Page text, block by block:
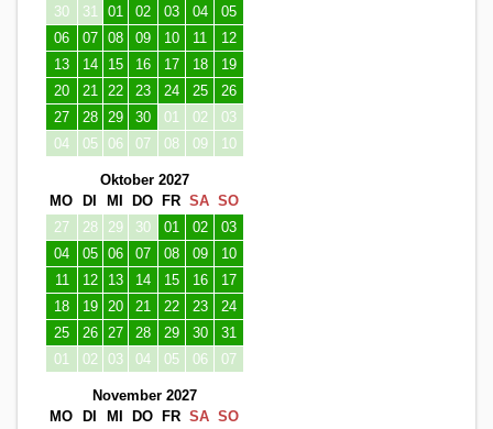
30
31 01 02 03 04
05
06
07 08 09 10 11
12
13
14 15 16 17 18
19
20
21 22 23 24 25
26
27
28 29 30 01 02
03
04
05 06 07 08 09 10
Oktober 2027
MO
DI MI DO FR SA SO
27
28 29 30 01 02
03
04
05 06 07 08 09
10
11
12 13 14 15 16
17
18
19 20 21 22 23
24
25
26 27 28 29 30
31
01
02 03 04 05 06 07
November 2027
MO
DI MI DO FR SA SO